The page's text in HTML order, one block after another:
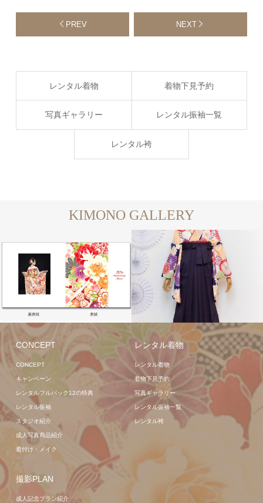
PREV NEXT
レンタル着物 着物下見予約
写真ギャラリー レンタル振袖一覧
レンタル袴
KIMONO GALLERY
写真ギャラリー
レンタル二尺袖袴
レンタ
CONCEPT
CONCEPT
キャンペーン
レンタルフルパック12の特典
レンタル振袖
スタジオ紹介
成人写真商品紹介
着付け・メイク
レンタル着物
レンタル着物
着物下見予約
写真ギャラリー
レンタル振袖一覧
レンタル袴
撮影PLAN
成人記念プラン紹介